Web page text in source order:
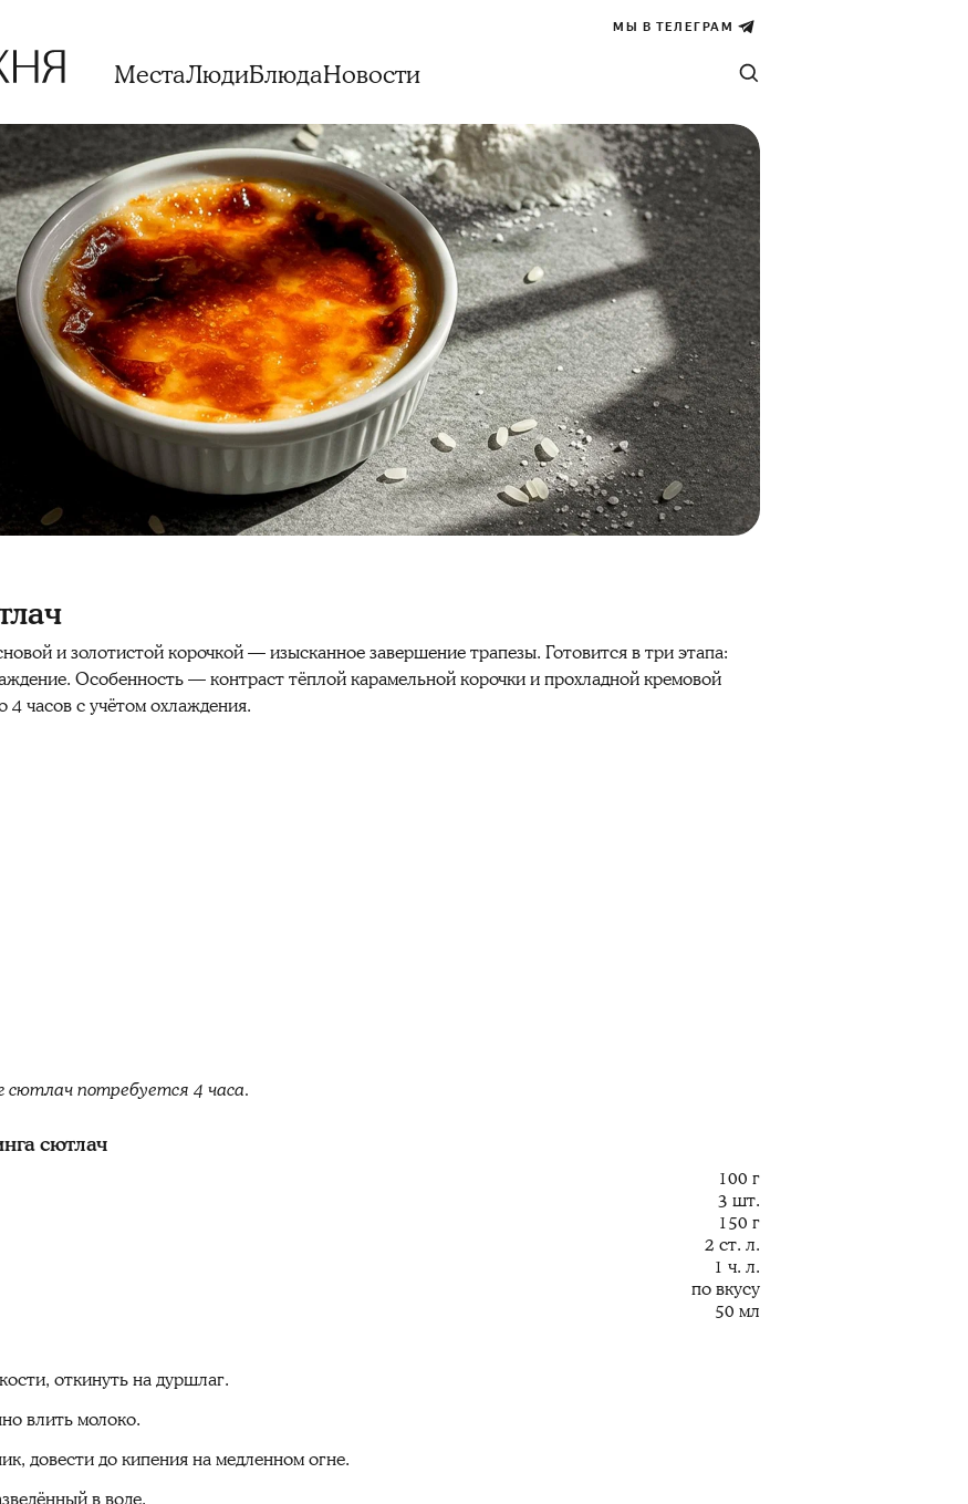
МЫ В ТЕЛЕГРАМ
МестаЛюдиБлюдаНовости
и золотистой корочкой — изысканное завершение трапезы. Готовится в три этапа:
Особенность — контраст тёплой карамельной корочки и прохладной кремовой
часов с учётом охлаждения.
потребуется 4 часа.
сютлач
100 г
3 шт.
150 г
2 ст. л.
1 ч. л.
по вкусу
50 мл
откинуть на дуршлаг.
влить молоко.
довести до кипения на медленном огне.